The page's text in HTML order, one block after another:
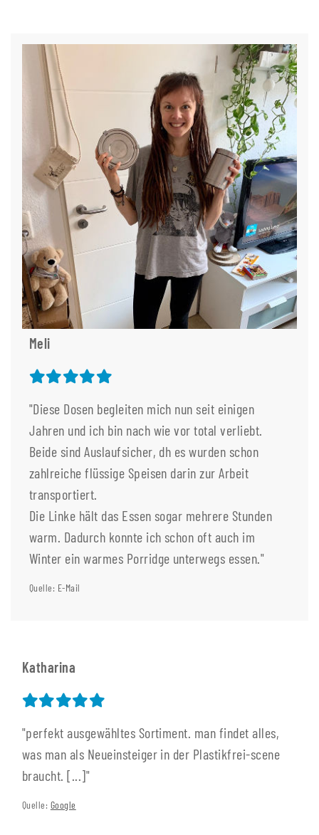
Meli
"Diese Dosen begleiten mich nun seit einigen
Jahren und ich bin nach wie vor total verliebt.
Beide sind Auslaufsicher, dh es wurden schon
zahlreiche flüssige Speisen darin zur Arbeit
transportiert.
Die Linke hält das Essen sogar mehrere Stunden
warm. Dadurch konnte ich schon oft auch im
Winter ein warmes Porridge unterwegs essen."
Quelle: E-Mail
Katharina
"perfekt ausgewähltes Sortiment. man findet alles,
was man als Neueinsteiger in der Plastikfrei-scene
braucht. [...]"
Quelle: Google